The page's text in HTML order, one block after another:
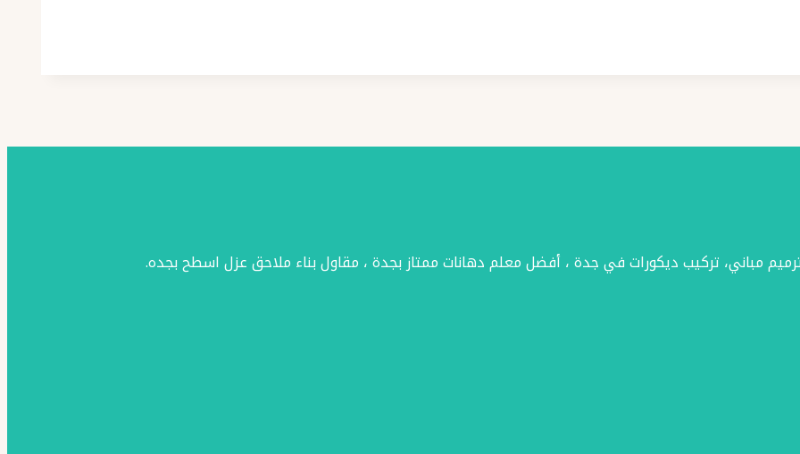
مباني، تركيب ديكورات في جدة ، أفضل معلم دهانات ممتاز بجدة ، مقاول بناء ملاحق عزل اسطح بجده.